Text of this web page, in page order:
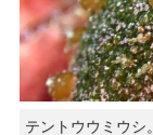
テントウウミウシ